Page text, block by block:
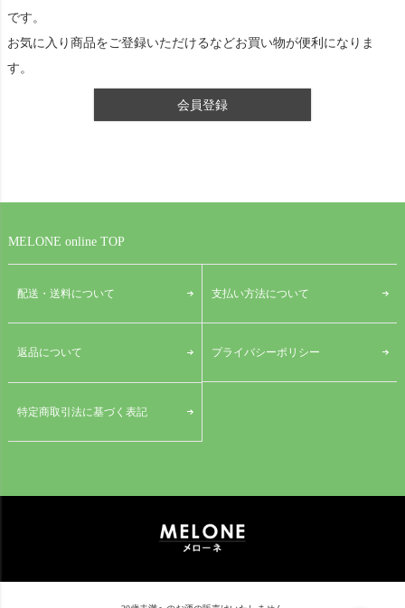
です。
お気に入り商品をご登録いただけるなどお買い物が便利になりま
す。
会員登録
MELONE online TOP
配送・送料について 支払い方法について
返品について プライバシーポリシー
特定商取引法に基づく表記